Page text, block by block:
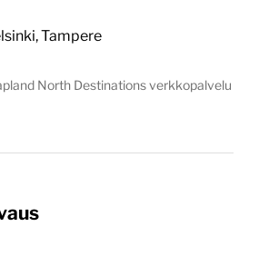
Tampere
North Destinations verkkopalvelu